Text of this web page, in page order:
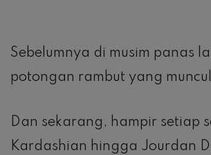
Sebelumnya di musim panas
potongan rambut yang
Dan sekarang, hampir setiap
Kardashian hingga Jourdan